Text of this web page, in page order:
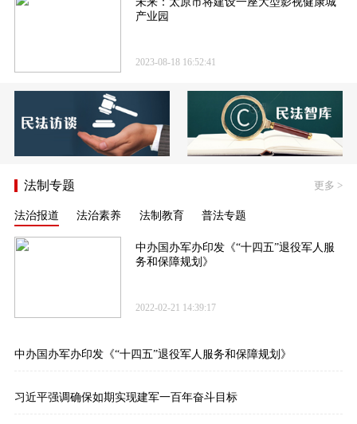
产业园
2023-08-18 16:52:41
法制专题 更多 >
法治报道 法治素养 法制教育 普法专题
中办国办军办印发《“十四五”退役军人服
务和保障规划》
2022-02-21 14:39:17
中办国办军办印发《“十四五”退役军人服务和保障规划》
习近平强调确保如期实现建军一百年奋斗目标